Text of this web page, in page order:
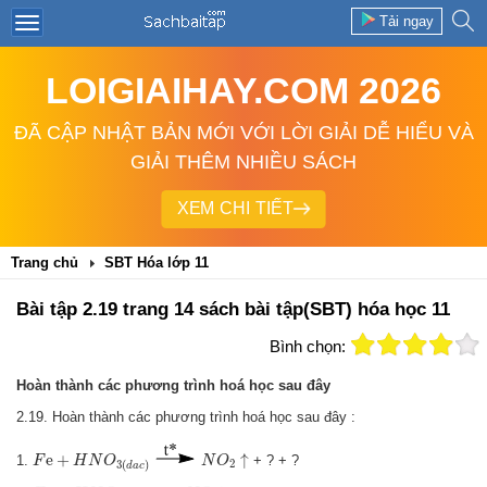
Tải ngay
LOIGIAIHAY.COM 2026
ĐÃ CẬP NHẬT BẢN MỚI VỚI LỜI GIẢI DỄ HIỂU VÀ
GIẢI THÊM NHIỀU SÁCH
XEM CHI TIẾT
Trang chủ SBT Hóa lớp 11
Bài tập 2.19 trang 14 sách bài tập(SBT) hóa học 11
Bình chọn:
Hoàn thành các phương trình hoá học sau đây
2.19. Hoàn thành các phương trình hoá học sau đây :
1. Fe + HNO3(dac)
Fe H NO3(d NO2 ↑
NO2 ↑ + ? + ?